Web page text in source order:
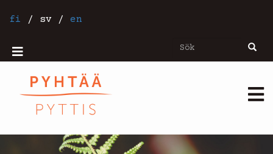
tillfi / sv / en
Sök Sök
Mobiilivalikko